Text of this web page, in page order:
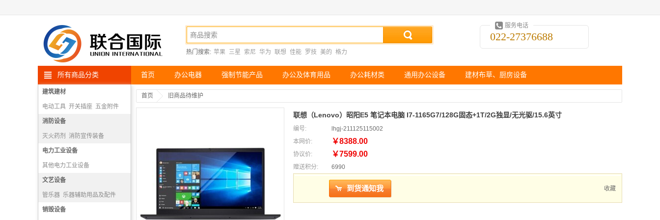
热门搜索: 苹果 三星 索尼 华为 联想 佳能 罗技 美的 格力
服务电话
022-27376688
所有商品分类 首页 办公电器 强制节能产品 办公及体育用品 办公耗材类 通用办公设备 建材布草、厨房设备
建筑建材
电动工具 开关插座 五金附件
高空安防用品
消防设备
灭火药剂 消防宣传装备
消防报警机
隔绝式正压氧气呼吸器
电力工业设备
其他电力工业设备
文艺设备
管乐器 乐器辅助用品及配件
打击乐器
销毁设备
首页 旧商品待维护
联想（Lenovo）昭阳E5 笔记本电脑 I7-1165G7/128G固态+1T/2G独显/无光驱/15.6英寸
编号:
lhgj-211125115002
本网价:
￥8388.00
协议价: ￥7599.00
赠送积分: 6990
收藏